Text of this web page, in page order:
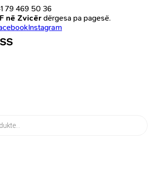
79 469 50 36
në Zvicër dërgesa pa pagesë.
Instagram